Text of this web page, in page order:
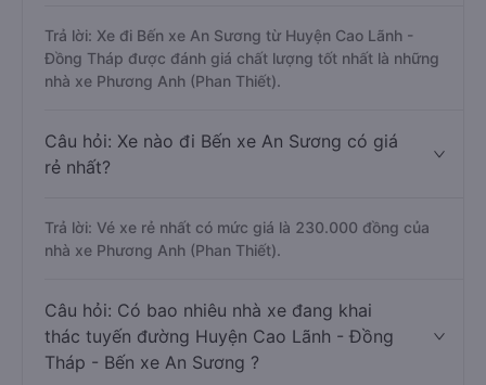
Trả lời: Xe đi Bến xe An Sương từ Huyện Cao Lãnh -
Đồng Tháp được đánh giá chất lượng tốt nhất là những
nhà xe Phương Anh (Phan Thiết).
Câu hỏi: Xe nào đi Bến xe An Sương có giá
rẻ nhất?
Trả lời: Vé xe rẻ nhất có mức giá là 230.000 đồng của
nhà xe Phương Anh (Phan Thiết).
Câu hỏi: Có bao nhiêu nhà xe đang khai
thác tuyến đường Huyện Cao Lãnh - Đồng
Tháp - Bến xe An Sương ?